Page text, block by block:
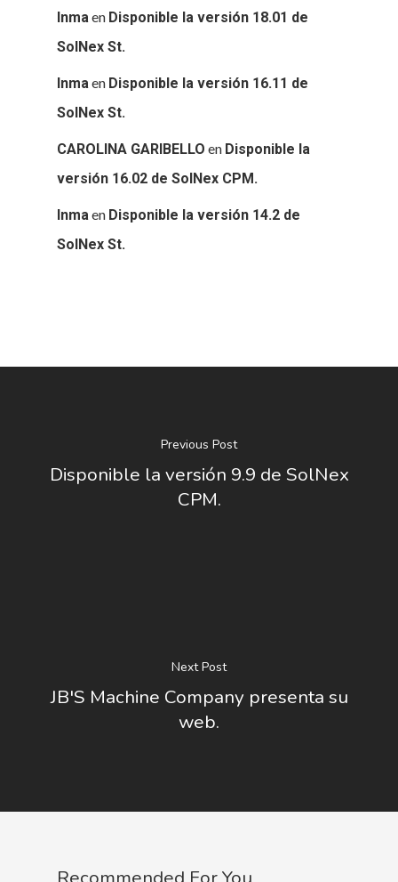
Inmaen Disponible la versión 18.01 de
SolNex St.
Inmaen Disponible la versión 16.11 de
SolNex St.
CAROLINA GARIBELLO en Disponible la
versión 16.02 de SolNex CPM.
Inmaen Disponible la versión 14.2 de
SolNex St.
Previous Post
Disponible la versión 9.9 de SolNex
CPM.
Next Post
JB'S Machine Company presenta su
web.